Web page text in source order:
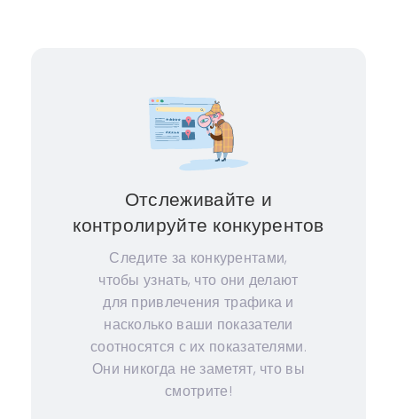
Отслеживайте и
контролируйте конкурентов
Следите за конкурентами,
чтобы узнать, что они делают
для привлечения трафика и
насколько ваши показатели
соотносятся с их показателями.
Они никогда не заметят, что вы
смотрите!